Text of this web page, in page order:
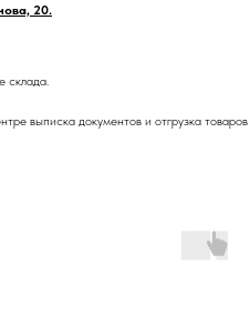
20.
склада.
выписка документов и отгрузка товаров